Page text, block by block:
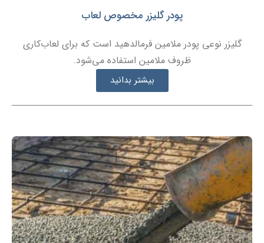
پودر گلیزر مخصوص لعاب
گلیزر نوعی پودر ملامین فرمالدهید است که برای لعاب‌کاری
ظروف ملامین استفاده می‌شود.
بیشتر بدانید